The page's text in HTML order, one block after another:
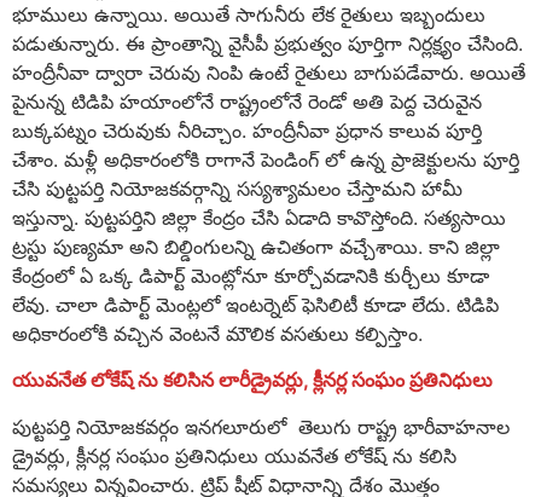
భూములు ఉన్నాయి. అయితే సాగునీరు లేక రైతులు ఇబ్బందులు
పడుతున్నారు. ఈ ప్రాంతాన్ని వైసీపీ ప్రభుత్వం పూర్తిగా నిర్లక్ష్యం చేసింది.
హంద్రీనీవా ద్వారా చెరువు నింపి ఉంటే రైతులు బాగుపడేవారు. అయితే
పైనున్న టిడిపి హయాంలోనే రాష్ట్రంలోనే రెండో అతి పెద్ద చెరువైన
బుక్కపట్నం చెరువుకు నీరిచ్చాం. హంద్రీనీవా ప్రధాన కాలువ పూర్తి
చేశాం. మళ్లీ అధికారంలోకి రాగానే పెండింగ్ లో ఉన్న ప్రాజెక్టులను పూర్తి
చేసి పుట్టపర్తి నియోజకవర్గాన్ని సస్యశ్యామలం చేస్తామని హామీ
ఇస్తున్నా. పుట్టపర్తిని జిల్లా కేంద్రం చేసి ఏడాది కావొస్తోంది. సత్యసాయి
ట్రస్టు పుణ్యమా అని బిల్డింగులన్ని ఉచితంగా వచ్చేశాయి. కాని జిల్లా
కేంద్రంలో ఏ ఒక్క డిపార్ట్ మెంట్లోనూ కూర్చోవడానికి కుర్చీలు కూడా
లేవు. చాలా డిపార్ట్ మెంట్లలో ఇంటర్నెట్ ఫెసిలిటీ కూడా లేదు. టిడిపి
అధికారంలోకి వచ్చిన వెంటనే మౌలిక వసతులు కల్పిస్తాం.
యువనేత లోకేష్ ను కలిసిన లారీడ్రైవర్లు, క్లీనర్ల సంఘం ప్రతినిధులు
పుట్టపర్తి నియోజకవర్గం ఇనగలూరులో తెలుగు రాష్ట్ర భారీవాహనాల
డ్రైవర్లు, క్లీనర్ల సంఘం ప్రతినిధులు యువనేత లోకేష్ ను కలిసి
సమస్యలు విన్నవించారు. ట్రిప్ షీట్ విధానాన్ని దేశం మొత్తం